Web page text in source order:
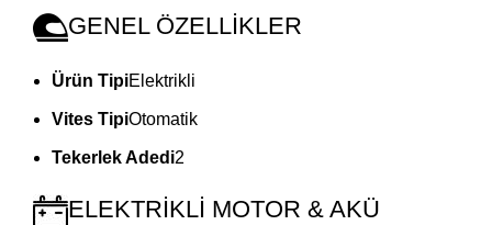
GENEL ÖZELLİKLER
Ürün TipiElektrikli
Vites TipiOtomatik
Tekerlek Adedi2
ELEKTRİKLİ MOTOR & AKÜ